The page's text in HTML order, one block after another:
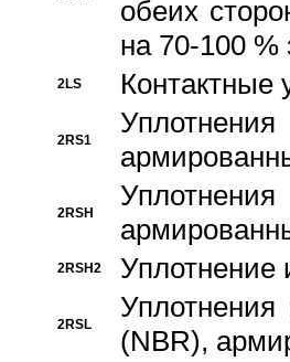
обеих
на 70-100 %
2LS Контактные
2RS1
2RSH
2RSH2 Уплотнение
2RSL
Уплотнения
(NBR),